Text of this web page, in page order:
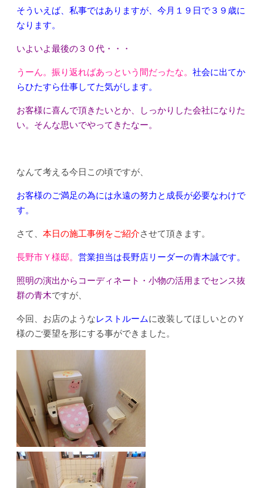
そういえば、私事ではありますが、今月１９日で３９歳に
なります。
いよいよ最後の３０代・・・
うーん。振り返ればあっという間だったな。 社会に出てか
らひたすら仕事してた気がします。
お客様に喜んで頂きたいとか、しっかりした会社になりた
い。そんな思いでやってきたなー。
なんて考える今日この頃ですが、
お客様のご満足の為には永遠の努力と成長が必要なわけで
す。
さて、 本日の施工事例をご紹介させて頂きます。
長野市Ｙ様邸。 営業担当は長野店リーダーの青木誠です。
照明の演出からコーディネート・小物の活用までセンス抜
群の青木ですが、
今回、お店のようなレストルームに改装してほしいとのＹ
様のご要望を形にする事ができました。